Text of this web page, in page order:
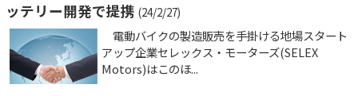
ッテリー開発で提携 (24/2/27)
電動バイクの製造販売を手掛ける地場スタート
アップ企業セレックス・モーターズ(SELEX
Motors)はこのほ...